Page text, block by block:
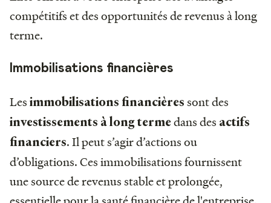
compétitifs et des opportunités de revenus à long
terme.
Immobilisations financières
Les immobilisations financières sont des
investissements à long termedans des actifs
financiers. Il peut s’agir d’actions ou
d’obligations. Ces immobilisations fournissent
une source de revenus stable et prolongée,